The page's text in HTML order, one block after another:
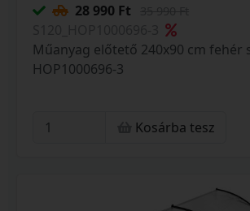
28 990 Ft
Műanyag előtető 240x90 cm fehér
HOP1000696-3
Kosárba tesz